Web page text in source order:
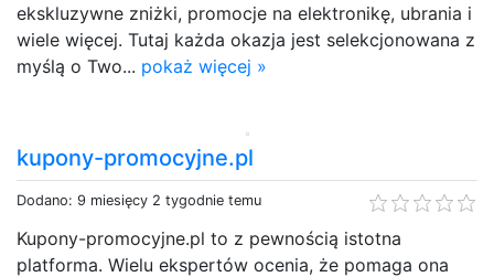
ekskluzywne zniżki, promocje na elektronikę, ubrania i
wiele więcej. Tutaj każda okazja jest selekcjonowana z
myślą o Two... pokaż więcej »
kupony-promocyjne.pl
Dodano: 9 miesięcy 2 tygodnie temu
Kupony-promocyjne.pl to z pewnością istotna
platforma. Wielu ekspertów ocenia, że pomaga ona